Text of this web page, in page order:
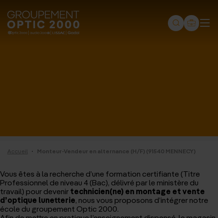
Groupement
Optic
Lissac
-
Gadol
-
Page
Accueil · Monteur-Vendeur en alternance (H/F) (91540 MENNECY)
Vous êtes à la recherche d’une formation certifiante (Titre
Professionnel de niveau 4 (Bac), délivré par le ministère du
travail) pour devenirtechnicien(ne) en montage et vente
d’optique lunetterie, nous vous proposons d’intégrer notre
école du groupement Optic 2000.